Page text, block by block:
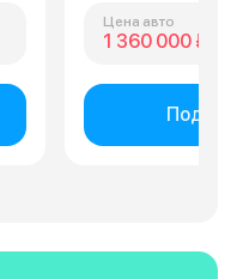
Цена авто
1 360 000 ₽